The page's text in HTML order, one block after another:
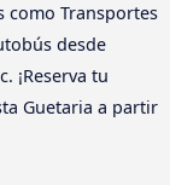
como Transportes
desde
¡Reserva tu
Guetaria a partir